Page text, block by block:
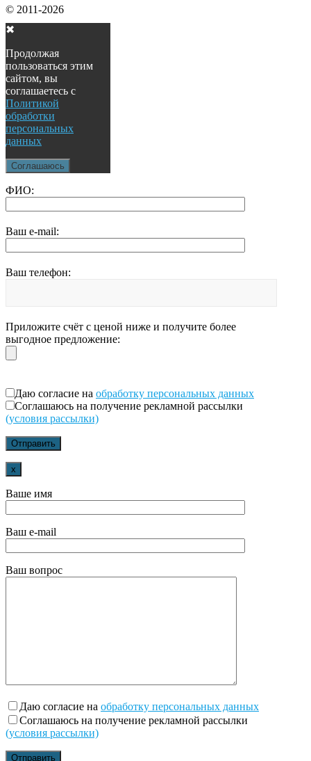
© 2011-2026
✖
Продолжая
пользоваться этим
сайтом, вы
соглашаетесь с
Политикой
обработки
персональных
данных
Соглашаюсь
ФИО:
Ваш e-mail:
Ваш телефон:
Приложите счёт с ценой ниже и получите более
выгодное предложение:
Даю согласие на обработку персональных данных
Соглашаюсь на получение рекламной рассылки
(условия рассылки)
x
Ваше имя
Ваш e-mail
Ваш вопрос
Даю согласие на обработку персональных данных
Соглашаюсь на получение рекламной рассылки
(условия рассылки)